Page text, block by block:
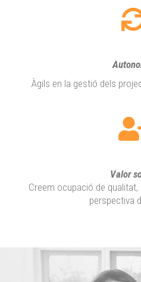
Àgils en la gestió dels
Valor
Creem ocupació de
perspectiva